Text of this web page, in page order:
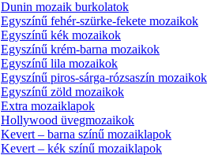
Dunin mozaik burkolatok
Egyszínű fehér-szürke-fekete mozaikok
Egyszínű kék mozaikok
Egyszínű krém-barna mozaikok
Egyszínű lila mozaikok
Egyszínű piros-sárga-rózsaszín mozaikok
Egyszínű zöld mozaikok
Extra mozaiklapok
Hollywood üvegmozaikok
Kevert – barna színű mozaiklapok
Kevert – kék színű mozaiklapok